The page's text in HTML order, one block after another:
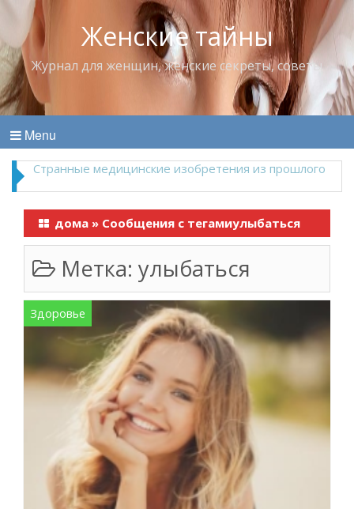
Женские тайны
Журнал для женщин, женские секреты, советы
Menu
Что пить в жару
дома » Сообщения с тегамиулыбаться
Метка: улыбаться
Здоровье